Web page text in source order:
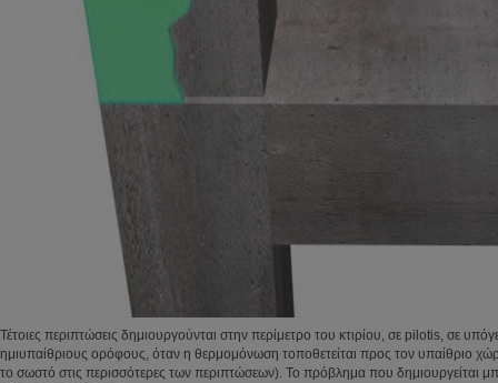
Τέτοιες περιπτώσεις δημιουργούνται στην περίμετρο του κτιρίου, σε pilotis, σε
ημιυπαίθριους ορόφους, όταν η θερμομόνωση τοποθετείται προς τον υπαίθριο
το σωστό στις περισσότερες των περιπτώσεων). Το πρόβλημα που δημιουργείται